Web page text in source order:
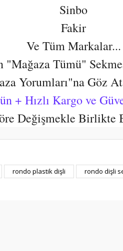
Sinbo
Fakir
Ve Tüm Markalar...
Tümü"
Yorumları"na Göz
+ Hızlı Kargo ve
Değişmekle Birlikte
Bu ürüne ilk yorumu siz yapın!
rondo plastik dişli rondo dişli